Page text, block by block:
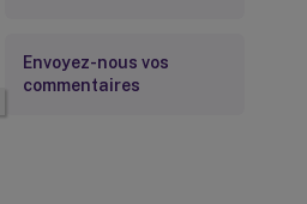
Envoyez-nous vos
commentaires